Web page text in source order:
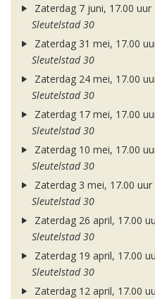
Zaterdag 7 juni, 17.00 uur
Sleutelstad 30
Zaterdag 31 mei, 17.00
Sleutelstad 30
Zaterdag 24 mei, 17.00
Sleutelstad 30
Zaterdag 17 mei, 17.00
Sleutelstad 30
Zaterdag 10 mei, 17.00
Sleutelstad 30
Zaterdag 3 mei, 17.00 uur
Sleutelstad 30
Zaterdag 26 april, 17.00
Sleutelstad 30
Zaterdag 19 april, 17.00
Sleutelstad 30
Zaterdag 12 april, 17.00